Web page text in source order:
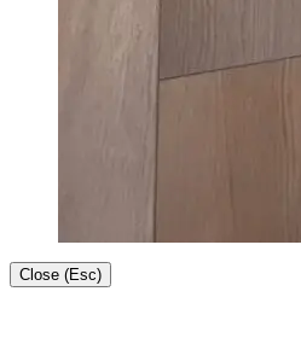
Close (Esc)